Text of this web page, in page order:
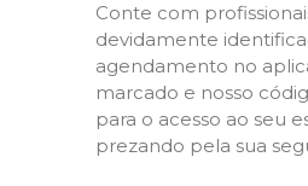
Conte com
devidamente
agendamento no
marcado e nosso
para o acesso ao seu
prezando pela sua